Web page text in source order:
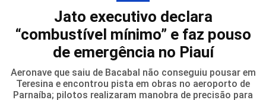
Jato executivo declara
“combustível mínimo” e faz pouso
de emergência no Piauí
Aeronave que saiu de Bacabal não conseguiu pousar em
Teresina e encontrou pista em obras no aeroporto de
Parnaíba; pilotos realizaram manobra de precisão para